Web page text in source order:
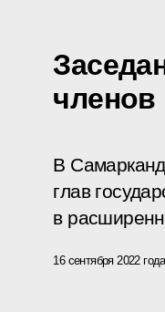
В
глав
в
16 сентября 2022 года